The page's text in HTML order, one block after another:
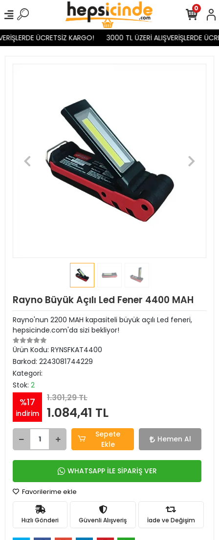
ÜCRETSİZ KARGO! 3000 TL ÜZERİ ALIŞVERİŞLERDE
0
Rayno Büyük Açılı Led Fener 4400 MAH
Rayno'nun 2200 MAH kapasiteli büyük açılı Led feneri,
hepsicinde.com'da sizi bekliyor!
Ürün Kodu: RYNSFKAT4400
Barkod: 2243081744229
Kategori:
Stok: 2
%17
indirim
1.301,29 TL
1.084,41 TL
Sepete
Ekle
Hemen Al
WHATSAPP İLE SİPARİŞ VER
Favorilerime ekle
Hızlı Gönderi Güvenli Alışveriş İade ve Değişim